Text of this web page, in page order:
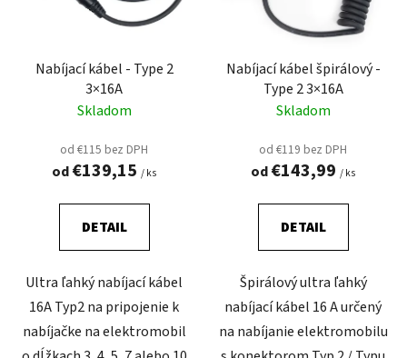
Nabíjací kábel - Type 2
3×16A
Skladom
od €115 bez DPH
od€139,15 / ks
DETAIL
Ultra ľahký nabíjací kábel
16A Typ2 na pripojenie k
nabíjačke na elektromobil
Nabíjací kábel špirálový -
Type 2 3×16A
Skladom
od €119 bez DPH
od€143,99 / ks
DETAIL
Špirálový ultra ľahký
nabíjací kábel 16 A určený
na nabíjanie elektromobilu